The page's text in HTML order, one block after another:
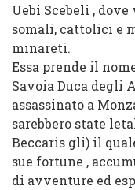
Uebi Scebeli ,
somali, cattolici e
minareti.
Essa prende il
Savoia Duca degli
assassinato a
sarebbero state
Beccaris gli) il
sue fortune ,
di avventure ed